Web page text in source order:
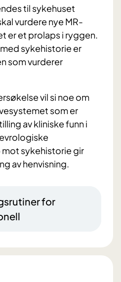
til sykehuset
vurdere nye MR-
er et prolaps i ryggen.
sykehistorie er
som vurderer
vil si noe om
som er
av kliniske funn i
sykehistorie gir
av henvisning.
for